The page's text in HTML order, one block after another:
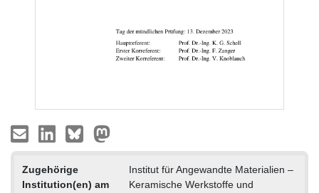
Zugehörige
Institution(en) am
Institut für Angewandte Materialien –
Keramische Werkstoffe und